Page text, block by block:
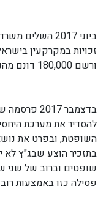
ביוני 2017
ורשם 180,000 דונם מהנגב המערבי כאדמות בבעלות המדינה.
בדצמבר
להסדיר את מערכת
השופטת, ובפרט את
שופטים וברוב של שני
פסילה כזו באמצעות רוב של 61